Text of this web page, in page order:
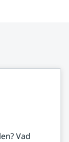
Vad